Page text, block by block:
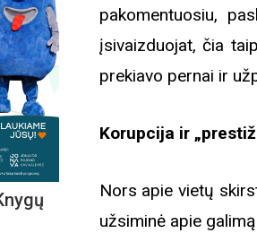
Kviečiame aplankyti
„Nusišypsok
Viešpatie“.
spektaklio
pakomentuosiu,
įsivaizduojat, čia
prekiavo pernai ir
Korupcija ir
Nors apie vietų
užsiminė apie